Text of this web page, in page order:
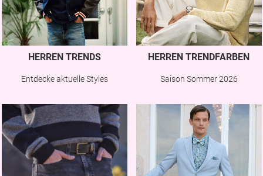
HERREN TRENDS
Entdecke aktuelle Styles
HERREN TRENDFARBEN
Saison Sommer 2026